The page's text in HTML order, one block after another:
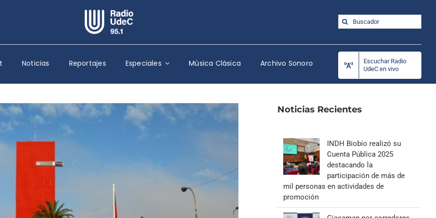
Escuchar Radio UdeC en vivo
Quiénes Somos
Programación
Podcast
Música Clásica
Especiales
Buscar:
Noticias Reportajes Especiales Música Clásica Archivo Sonoro
Escuchar Radio
UdeC en vivo
Noticias Recientes
INDH Biobío realizó su
Cuenta Pública 2025
destacando la
participación de más de
mil personas en actividades de
promoción